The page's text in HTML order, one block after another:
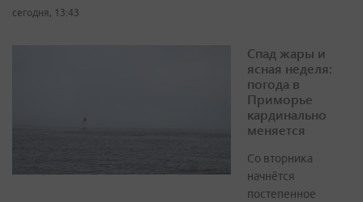
сегодня, 13:43
Спад жары и
ясная неделя:
погода в
Приморье
кардинально
меняется
Со вторника
начнётся
постепенное